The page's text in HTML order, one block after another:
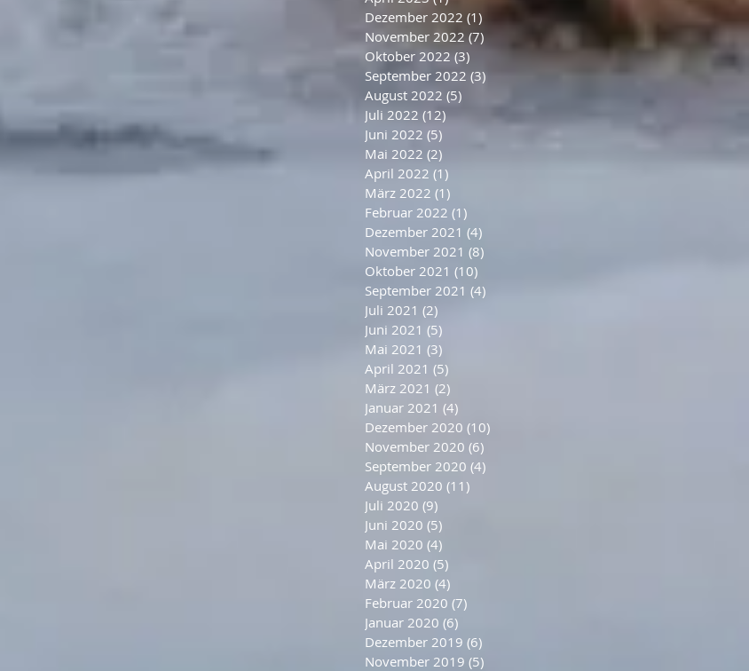
Dezember 2022 (1) 1 Beitrag
November 2022 (7)
Oktober 2022 (3)
September 2022 (3)
August 2022 (5)
Juli 2022 (12)
Juni 2022 (5)
Mai 2022 (2)
April 2022 (1)
März 2022 (1)
Februar 2022 (1)
Dezember 2021 (4)
November 2021 (8)
Oktober 2021 (10)
September 2021 (4)
Juli 2021 (2)
Juni 2021 (5)
Mai 2021 (3)
April 2021 (5)
März 2021 (2)
Januar 2021 (4)
Dezember 2020 (10)
November 2020 (6)
September 2020 (4)
August 2020 (11)
Juli 2020 (9)
Juni 2020 (5)
Mai 2020 (4)
April 2020 (5)
März 2020 (4)
Februar 2020 (7)
Januar 2020 (6)
Dezember 2019 (6)
November 2019 (5)